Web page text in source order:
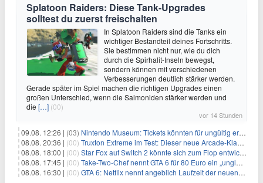
Splatoon Raiders: Diese Tank-Upgrades
solltest du zuerst freischalten
In Splatoon Raiders sind die Tanks ein
wichtiger Bestandteil deines Fortschritts.
Sie bestimmen nicht nur, wie du dich
durch die Spirhalit-Inseln bewegst,
sondern können mit verschiedenen
Verbesserungen deutlich stärker werden.
Gerade später im Spiel machen die richtigen Upgrades einen
großen Unterschied, wenn die Salmoniden stärker werden und
die […] (00)
vor 14 Stunden
09.08. 12:26 | (03) Nintendo Museum: Tickets könnten für ungültig erklärt werden!
08.08. 20:36 | (00) Truxton Extreme im Test: Dieser neue Arcade-Klassiker verzeiht dir gar nichts
08.08. 18:00 | (00) Star Fox auf Switch 2 könnte sich zum Flop entwickeln
08.08. 17:45 | (00) Take-Two-Chef nennt GTA 6 für 80 Euro ein „unglaubliches Schnäppchen“
08.08. 16:30 | (00) GTA 6: Netflix nennt angeblich Laufzeit der neuen Gameplay-Präsentation